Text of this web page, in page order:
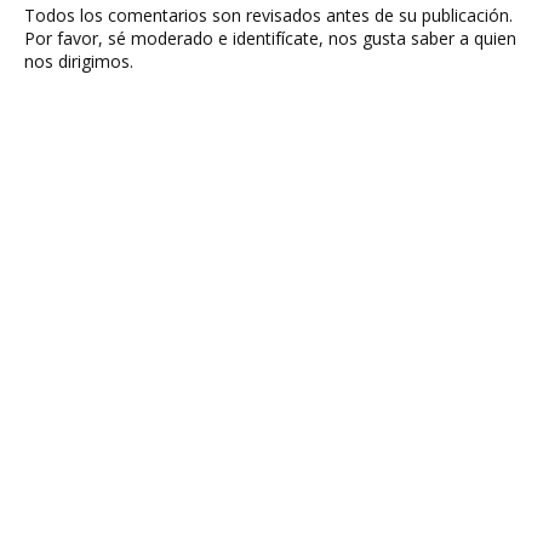
Todos los comentarios son revisados antes de su publicación.
Por favor, sé moderado e identifícate, nos gusta saber a quien
nos dirigimos.